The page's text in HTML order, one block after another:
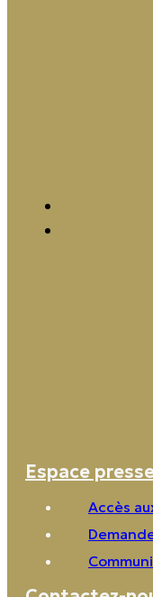
Espace
Accès